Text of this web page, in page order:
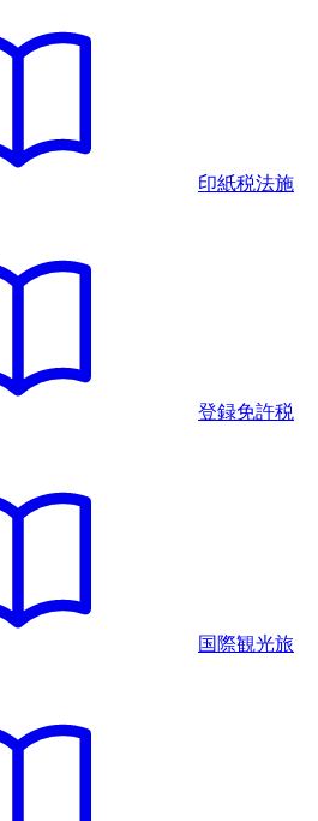
印紙税法施
登録免許税
国際観光旅